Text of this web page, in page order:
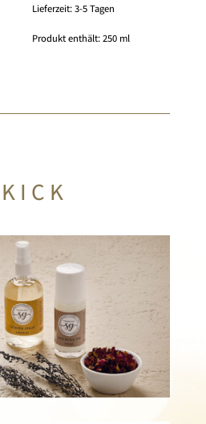
Lieferzeit:3-5 Tagen
Produkt enthält: 250 ml